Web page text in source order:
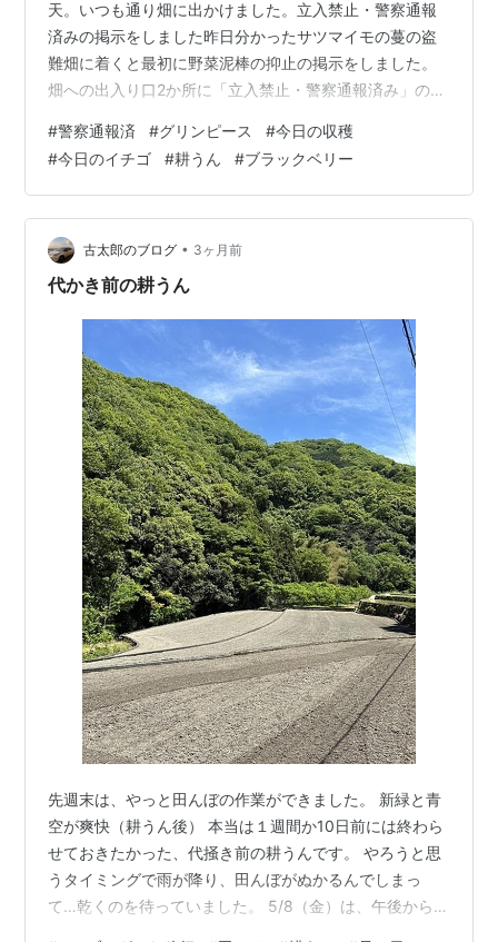
天。いつも通り畑に出かけました。立入禁止・警察通報
済みの掲示をしました昨日分かったサツマイモの蔓の盗
難畑に着くと最初に野菜泥棒の抑止の掲示をしました。
畑への出入り口2か所に「立入禁止・警察通報済み」の掲
にか皮が黄色くなったこんな豆も。もう一つ開けてみる
と もう十分収穫してもよさそうです。今日の収穫 カブ
グリンピース スナックエンドウ キヌサヤ ブロッコリー
スナックエンドウ、キヌサヤが少なくなって収穫が楽に
なったと思っていましたが、グリンピースの収穫が始ま
りました。 今日のイチゴ 畑のイチゴ…
#警察通報済 #グリンピース #今日の収穫
#今日のイチゴ #耕うん #ブラックベリー
古太郎のブログ • 3ヶ月前
代かき前の耕うん
先週末は、やっと田んぼの作業ができました。 新緑と青
空が爽快（耕うん後） 本当は１週間か10日前には終わら
せておきたかった、代掻き前の耕うんです。 やろうと思
うタイミングで雨が降り、田んぼがぬかるんでしまっ
て…乾くのを待っていました。 5/8（金）は、午後から有